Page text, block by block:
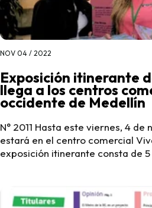
NOV 04 / 2022
Exposición itinerante
llega a los centros
occidente de Medellín
N° 2011 Hasta este viernes, 4
estará en el centro comercial
exposición itinerante consta de